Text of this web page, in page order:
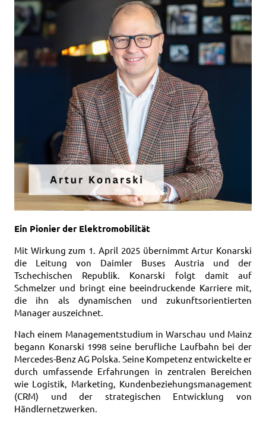
Ein Pionier der Elektromobilität
Mit Wirkung zum 1. April 2025 übernimmt Artur Konarski
die Leitung von Daimler Buses Austria und der
Tschechischen Republik. Konarski folgt damit auf
Schmelzer und bringt eine beeindruckende Karriere mit,
die ihn als dynamischen und zukunftsorientierten
Manager auszeichnet.
Nach einem Managementstudium in Warschau und Mainz
begann Konarski 1998 seine berufliche Laufbahn bei der
Mercedes-Benz AG Polska. Seine Kompetenz entwickelte er
durch umfassende Erfahrungen in zentralen Bereichen
wie Logistik, Marketing, Kundenbeziehungsmanagement
(CRM) und der strategischen Entwicklung von
Händlernetzwerken.